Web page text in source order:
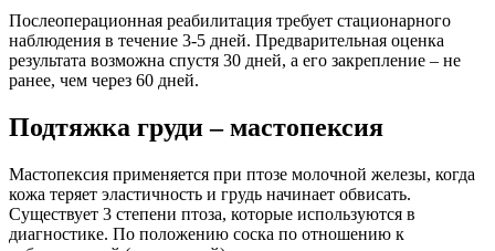
Послеоперационная реабилитация требует стационарного
наблюдения в течение 3-5 дней. Предварительная оценка
результата возможна спустя 30 дней, а его закрепление – не
ранее, чем через 60 дней.
Подтяжка груди – мастопексия
Мастопексия применяется при птозе молочной железы, когда
кожа теряет эластичность и грудь начинает обвисать.
Существует 3 степени птоза, которые используются в
диагностике. По положению соска по отношению к